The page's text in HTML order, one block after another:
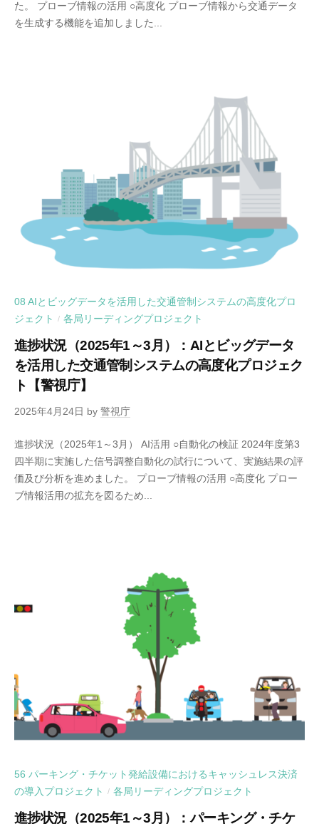
た。 プローブ情報の活用 ○高度化 プローブ情報から交通データ
を生成する機能を追加しました...
08 AIとビッグデータを活用した交通管制システムの高度化プロ
ジェクト
/ 各局リーディングプロジェクト
進捗状況（2025年1～3月）：AIとビッグデータ
を活用した交通管制システムの高度化プロジェク
ト【警視庁】
2025年4月24日 by 警視庁
進捗状況（2025年1～3月） AI活用 ○自動化の検証 2024年度第3
四半期に実施した信号調整自動化の試行について、実施結果の評
価及び分析を進めました。 プローブ情報の活用 ○高度化 プロー
ブ情報活用の拡充を図るため...
56 パーキング・チケット発給設備におけるキャッシュレス決済
の導入プロジェクト
/ 各局リーディングプロジェクト
進捗状況（2025年1～3月）：パーキング・チケ